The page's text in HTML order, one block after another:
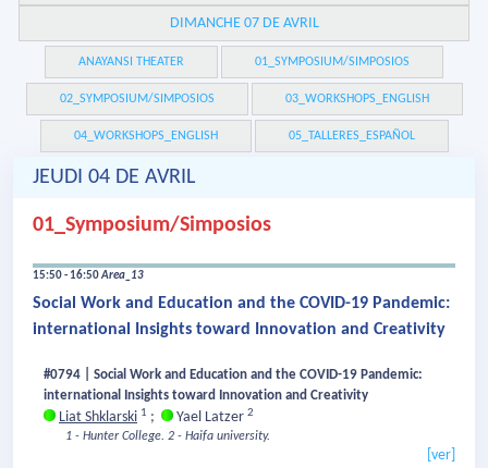
DIMANCHE 07 DE AVRIL
ANAYANSI THEATER 01_SYMPOSIUM/SIMPOSIOS
02_SYMPOSIUM/SIMPOSIOS 03_WORKSHOPS_ENGLISH
04_WORKSHOPS_ENGLISH 05_TALLERES_ESPAÑOL
JEUDI 04 DE AVRIL
01_Symposium/Simposios
15:50 - 16:50Area_13
Social Work and Education and the COVID-19 Pandemic:
international Insights toward Innovation and Creativity
#0794 | Social Work and Education and the COVID-19 Pandemic:
international Insights toward Innovation and Creativity
Liat Shklarski 1 ; Yael Latzer 2
1 - Hunter College. 2 - Haifa university.
[ver]